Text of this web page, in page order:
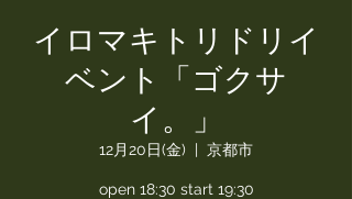
イロマキトリドリイ
ベント「ゴクサ
イ。」
12月20日(金)
  |
京都市
open 18:30 start 19:30